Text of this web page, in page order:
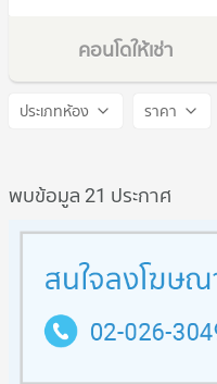
คอนโดให้เช่า
สำนักงานที่ดินจังหวัดระ
ประเภทห้อง ราคา
พบข้อมูล 21 ประกาศ